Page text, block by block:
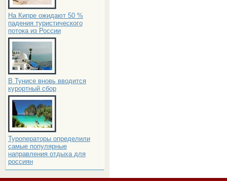
На Кипре ожидают 50 %
падения туристического
потока из России
В Тунисе вновь вводится
курортный сбор
Туроператоры определили
самые популярные
направления отдыха для
россиян